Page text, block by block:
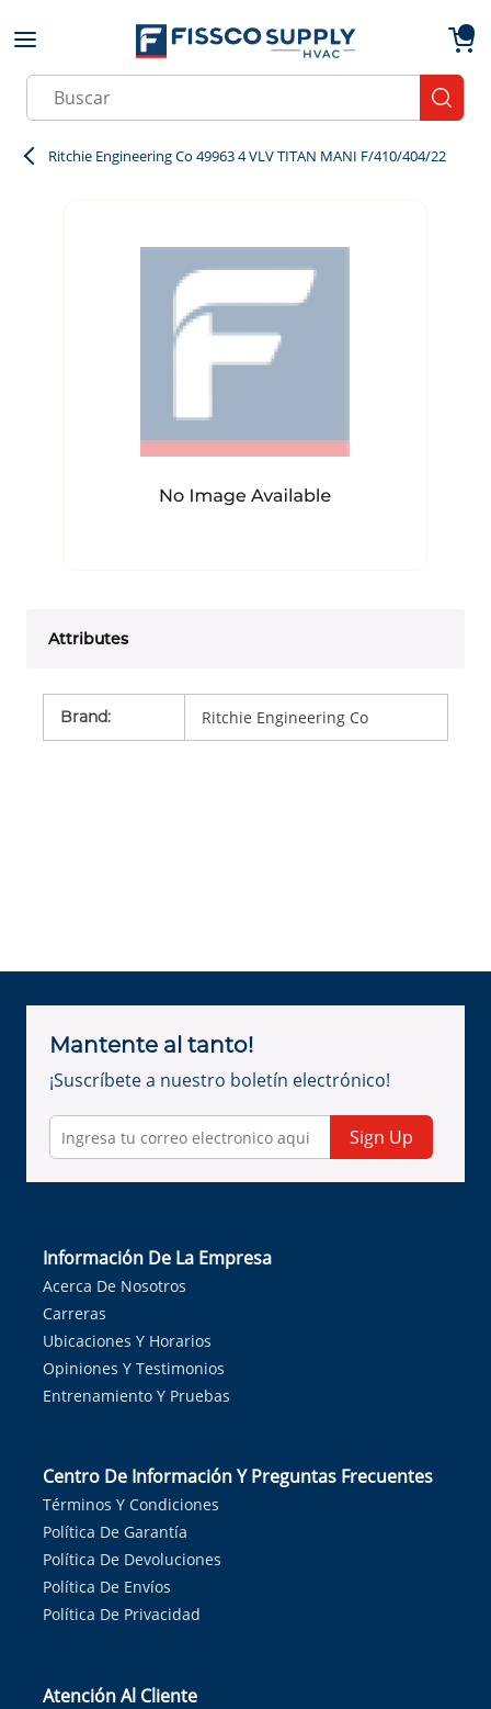
Skip to main content
Site Search
Ritchie Engineering Co 49963 4 VLV TITAN MANI F/410/404/22
Attributes
Brand: Ritchie Engineering Co
Mantente al tanto!
¡Suscríbete a nuestro boletín electrónico!
Sign Up
Información De La Empresa
Acerca De Nosotros
Carreras
Ubicaciones Y Horarios
Opiniones Y Testimonios
Entrenamiento Y Pruebas
Centro De Información Y Preguntas Frecuentes
Términos Y Condiciones
Política De Garantía
Política De Devoluciones
Política De Envíos
Política De Privacidad
Atención Al Cliente